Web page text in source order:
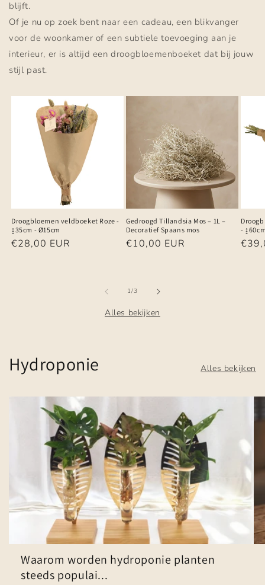
blijft.
Of je nu op zoek bent naar een cadeau, een blikvanger
voor de woonkamer of een subtiele toevoeging aan je
interieur, er is altijd een droogbloemenboeket dat bij jouw
stijl past.
Droogbloemen veldboeket Roze -
↨35cm - Ø15cm
Normale
€28,00 EUR
Gedroogd Tillandsia Mos – 1L –
Decoratief Spaans mos
Normale
€10,00 EUR
-
1/van
3
Alles bekijken
Hydroponie Alles bekijken
Waarom worden hydroponie planten
steeds populai...